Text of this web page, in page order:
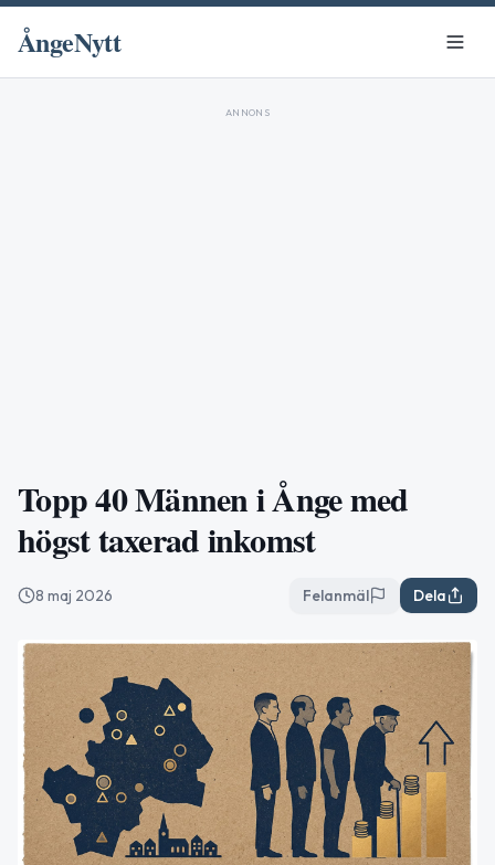
ÅngeNytt
ANNONS
Topp 40 Männen i Ånge med
högst taxerad inkomst
8 maj 2026 Felanmäl Dela